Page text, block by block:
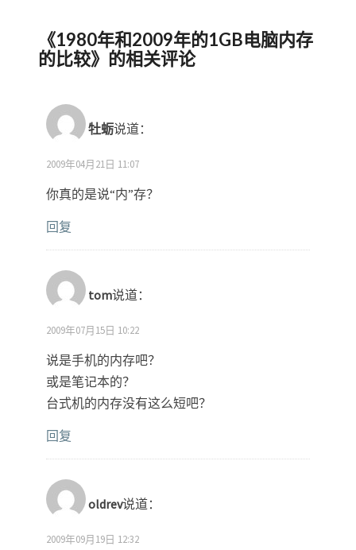
《1980年和2009年的1GB电脑内存
的比较》的相关评论
牡蛎说道：
2009年04月21日 11:07
你真的是说“内”存？
回复
tom说道：
2009年07月15日 10:22
说是手机的内存吧？
或是笔记本的？
台式机的内存没有这么短吧？
回复
oldrev说道：
2009年09月19日 12:32